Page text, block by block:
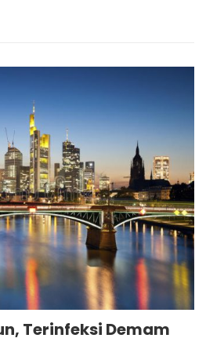
Terinfeksi Demam